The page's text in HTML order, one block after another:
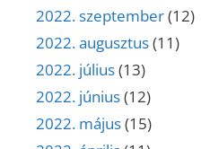
2022. szeptember(12)
2022. augusztus(11)
2022. július(13)
2022. június(12)
2022. május(15)